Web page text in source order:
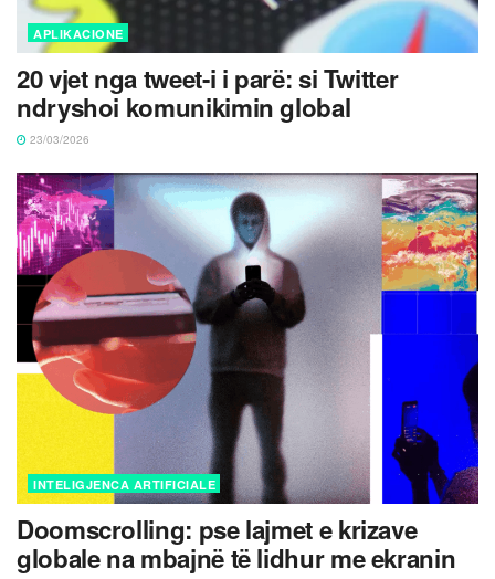
APLIKACIONE
20 vjet nga tweet-i i parë: si Twitter
ndryshoi komunikimin global
23/03/2026
INTELIGJENCA ARTIFICIALE
Doomscrolling: pse lajmet e krizave
globale na mbajnë të lidhur me ekranin